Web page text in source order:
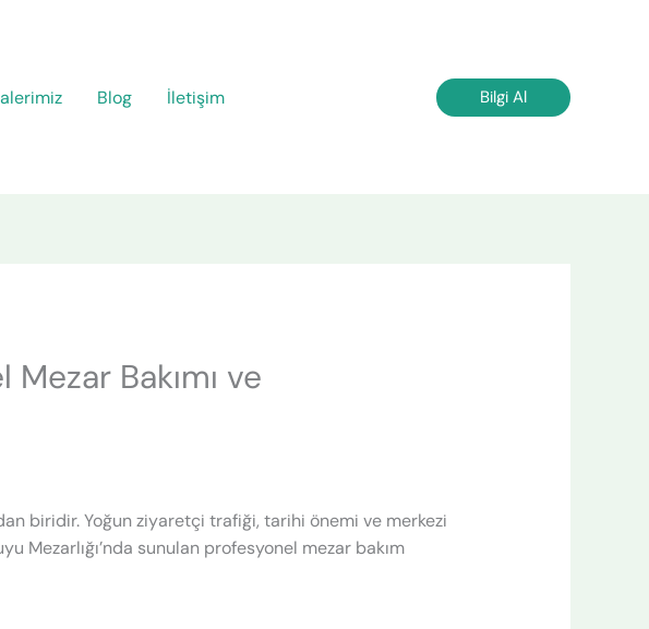
Blog İletişim Bilgi Al
Bakımı ve
biridir. Yoğun ziyaretçi trafiği, tarihi önemi ve merkezi
Mezarlığı’nda sunulan profesyonel mezar bakım